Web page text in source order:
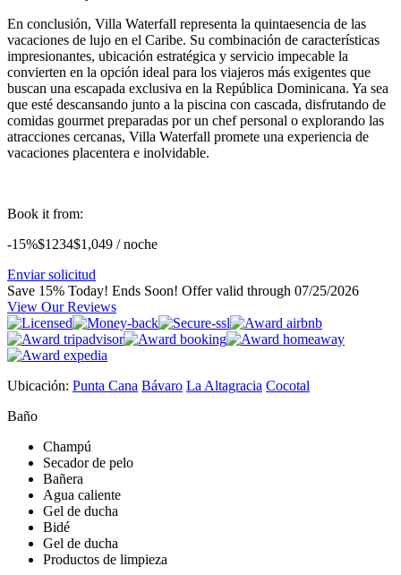
En conclusión, Villa Waterfall representa la quintaesencia de las
vacaciones de lujo en el Caribe. Su combinación de características
impresionantes, ubicación estratégica y servicio impecable la
convierten en la opción ideal para los viajeros más exigentes que
buscan una escapada exclusiva en la República Dominicana. Ya sea
que esté descansando junto a la piscina con cascada, disfrutando de
comidas gourmet preparadas por un chef personal o explorando las
atracciones cercanas, Villa Waterfall promete una experiencia de
vacaciones placentera e inolvidable.
Book it from:
-15%$1234$1,049 / noche
Enviar solicitud
Save 15% Today! Ends Soon! Offer valid through 07/25/2026
View Our Reviews
Ubicación: Punta Cana Bávaro La Altagracia Cocotal
Baño
Champú
Secador de pelo
Bañera
Agua caliente
Gel de ducha
Bidé
Gel de ducha
Productos de limpieza